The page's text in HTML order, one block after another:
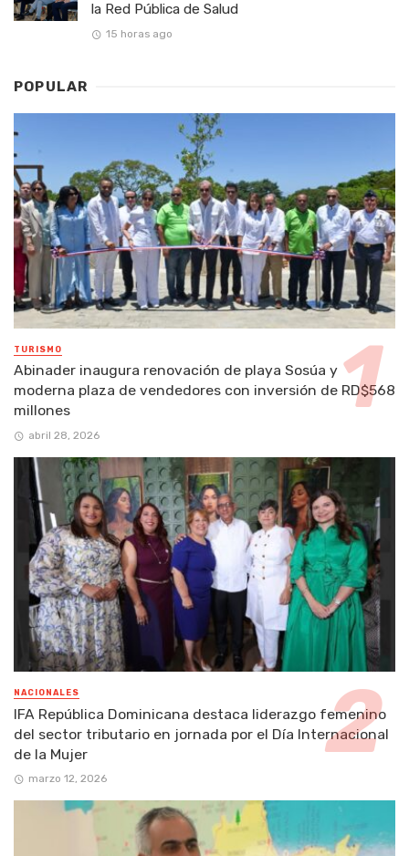
la Red Pública de Salud
15 horas ago
POPULAR
TURISMO
Abinader inaugura renovación de playa Sosúa y
moderna plaza de vendedores con inversión de RD$568
millones
abril 28, 2026
NACIONALES
IFA República Dominicana destaca liderazgo femenino
del sector tributario en jornada por el Día Internacional
de la Mujer
marzo 12, 2026